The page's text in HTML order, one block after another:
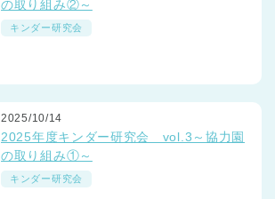
の取り組み②～
キンダー研究会
2025/10/14
2025年度キンダー研究会 vol.3～協力園
の取り組み①～
キンダー研究会